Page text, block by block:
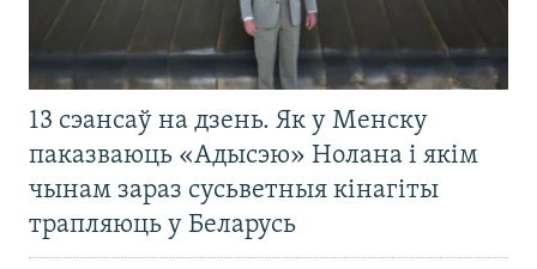
13 сэансаў на дзень. Як у Менску
паказваюць «Адысэю» Нолана і якім
чынам зараз сусьветныя кінагіты
трапляюць у Беларусь